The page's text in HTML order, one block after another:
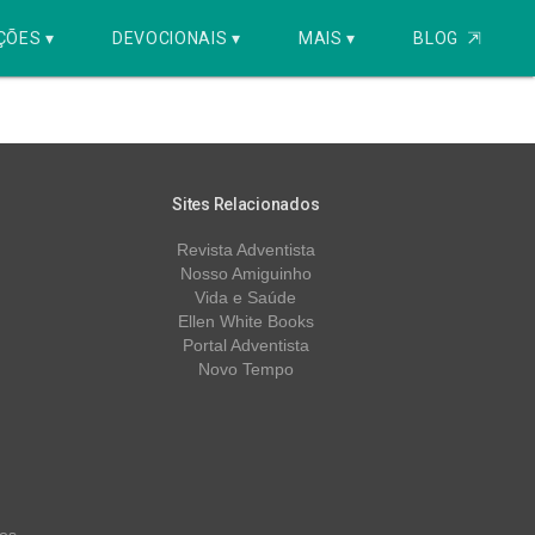
▾ DEVOCIONAIS ▾ MAIS ▾ BLOG ⇱
Sites Relacionados
Revista Adventista
Nosso Amiguinho
Vida e Saúde
Ellen White Books
Portal Adventista
Novo Tempo